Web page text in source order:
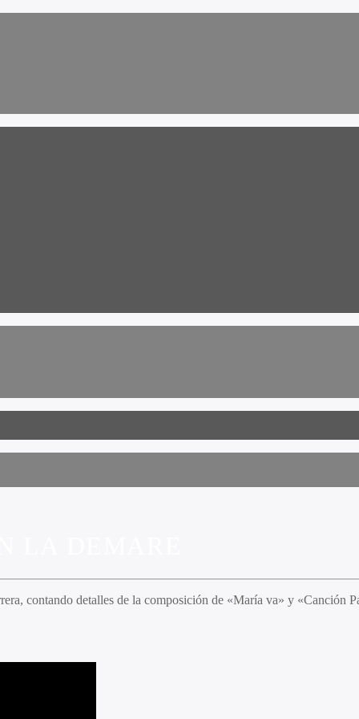
contando detalles de la composición de «María va» y «Canción